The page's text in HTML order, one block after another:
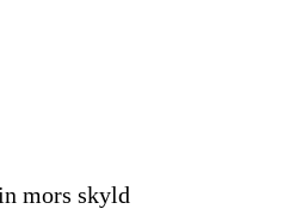
mors skyld